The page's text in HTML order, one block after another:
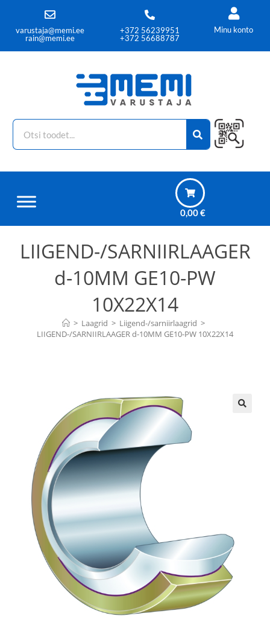
varustaja@memi.ee
rain@memi.ee
+372 56239951
+372 56688787
Minu konto
0,00€
LIIGEND-/SARNIIRLAAGER
d-10MM GE10-PW
10X22X14
> Laagrid > Liigend-/sarniirlaagrid >
LIIGEND-/SARNIIRLAAGER d-10MM GE10-PW 10X22X14